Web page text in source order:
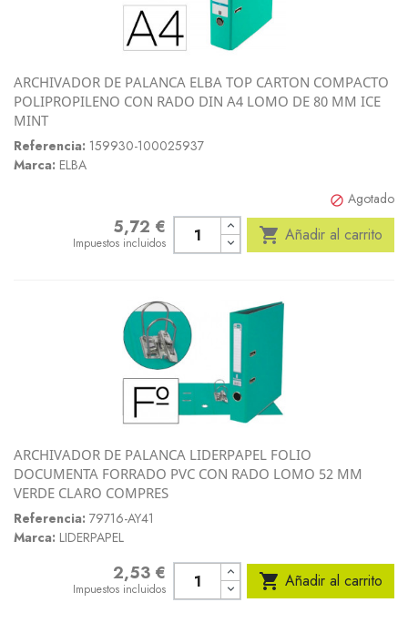
ARCHIVADOR DE PALANCA ELBA TOP CARTON COMPACTO
POLIPROPILENO CON RADO DIN A4 LOMO DE 80 MM ICE
MINT
Referencia: 159930-100025937
Marca: ELBA
 Agotado
5,72 €
Impuestos incluidos  Añadir al carrito
ARCHIVADOR DE PALANCA LIDERPAPEL FOLIO
DOCUMENTA FORRADO PVC CON RADO LOMO 52 MM
VERDE CLARO COMPRES
Referencia: 79716-AY41
Marca: LIDERPAPEL
2,53 €
Impuestos incluidos  Añadir al carrito